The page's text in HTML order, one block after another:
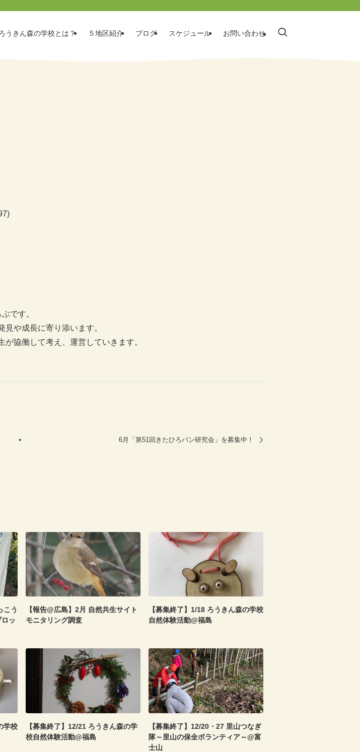
うきん森の学校とは？ ５地区紹介 ブログ スケジュール お問い合わせ
です。
や成長に寄り添います。
協働して考え、運営していきます。
6月「第51回きたひろパン研究会」を募集中！
こう
ッ
【報告@広島】2月 自然共生サイト
モニタリング調査
【募集終了】1/18 ろうきん森の学校
自然体験活動@福島
学校
【募集終了】12/21 ろうきん森の学
校自然体験活動@福島
【募集終了】12/20・27 里山つなぎ
隊～里山の保全ボランティア～@富
士山